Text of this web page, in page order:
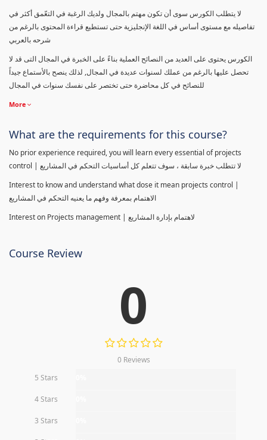
لا يتطلب الكورس سوى أن تكون مهتم بالمجال ولديك الرغبة في التعّمق أكثر في
تفاصيله مع مستوى أساس في اللغة الإنجليزية حتى تستطيع قراءة المحتوى بالرغم من
شرحه بالعربي
الكورس يحتوى على العديد من النصائح العملية بناءً على الخبرة في المجال التى قد لا
تحصل عليها بالرغم من عملك لسنوات عديدة في المجال, لذلك ينصح بالأستماع جيداً
للنصائح في كل محاضرة حتى تختصر على نفسك سنوات في المجال
More
What are the requirements for this course?
No prior experience required, you will learn every essential of projects
control | لا تتطلب خبرة سابقة ، سوف تتعلم كل أساسيات التحكم في المشاريع
Interest to know and understand what dose it mean projects control |
الاهتمام بمعرفة وفهم ما يعنيه التحكم في المشاريع
Interest on Projects management | لاهتمام بإدارة المشاريع
Course Review
0
0 Reviews
5 Stars
4 Stars
3 Stars